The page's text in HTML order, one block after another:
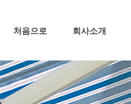
처음으로 회사소개